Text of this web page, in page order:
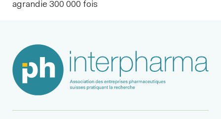
agrandie 300 000 fois